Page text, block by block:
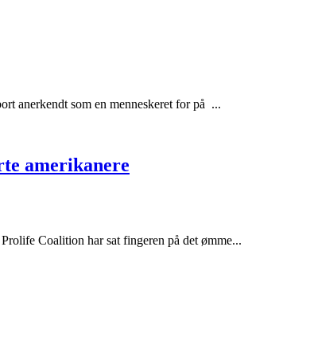
anerkendt som en menneskeret for på ...
amerikanere
Coalition har sat fingeren på det ømme...